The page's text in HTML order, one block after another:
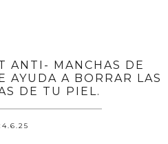
ANTI- MANCHAS DE
AYUDA A BORRAR LAS
DE TU PIEL.